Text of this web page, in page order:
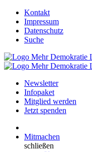
Kontakt
Impressum
Datenschutz
Suche
Newsletter
Infopaket
Mitglied werden
Jetzt spenden
Mitmachen
schließen